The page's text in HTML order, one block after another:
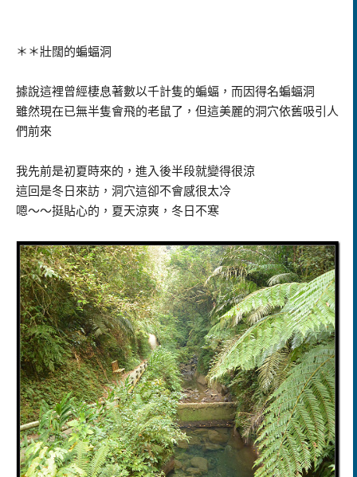
＊＊壯闊的蝙蝠洞
據說這裡曾經棲息著數以千計隻的蝙蝠，而因得名蝙蝠洞
雖然現在已無半隻會飛的老鼠了，但這美麗的洞穴依舊吸引人
們前來
我先前是初夏時來的，進入後半段就變得很涼
這回是冬日來訪，洞穴這卻不會感很太冷
嗯～～挺貼心的，夏天涼爽，冬日不寒